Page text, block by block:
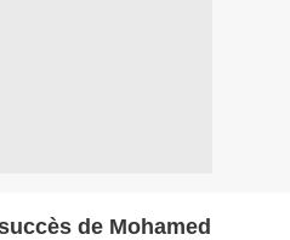
de Mohamed